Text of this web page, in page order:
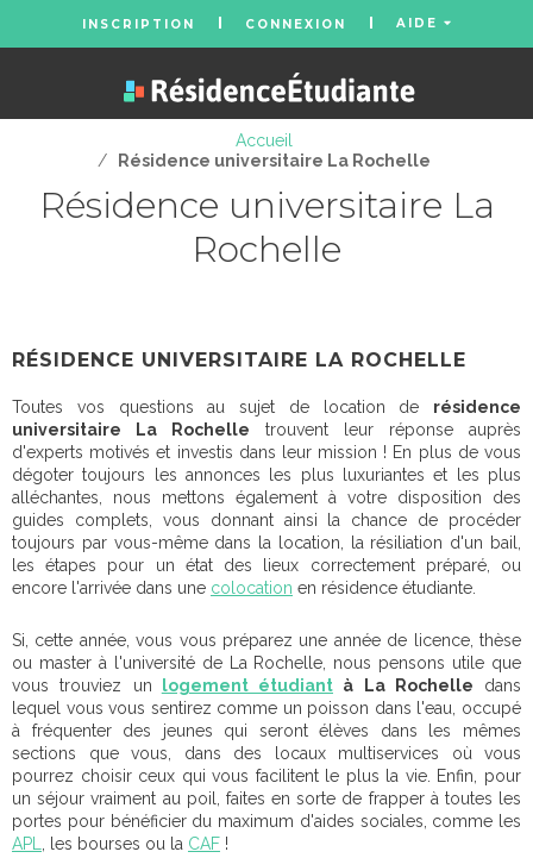
INSCRIPTION CONNEXION AIDE
Accueil
/
Résidence universitaire La Rochelle
Résidence universitaire La
Rochelle
RÉSIDENCE UNIVERSITAIRE LA ROCHELLE
Toutes vos questions au sujet de location de résidence
universitaire La Rochelle trouvent leur réponse auprès
d'experts motivés et investis dans leur mission ! En plus de vous
dégoter toujours les annonces les plus luxuriantes et les plus
alléchantes, nous mettons également à votre disposition des
guides complets, vous donnant ainsi la chance de procéder
toujours par vous-même dans la location, la résiliation d'un bail,
les étapes pour un état des lieux correctement préparé, ou
encore l'arrivée dans une colocation en résidence étudiante.
Si, cette année, vous vous préparez une année de licence, thèse
ou master à l'université de La Rochelle, nous pensons utile que
vous trouviez un
logement étudiant à La Rochelle dans
lequel vous vous sentirez comme un poisson dans l'eau, occupé
à fréquenter des jeunes qui seront élèves dans les mêmes
sections que vous, dans des locaux multiservices où vous
pourrez choisir ceux qui vous facilitent le plus la vie. Enfin, pour
un séjour vraiment au poil, faites en sorte de frapper à toutes les
portes pour bénéficier du maximum d'aides sociales, comme les
APL
, les bourses ou la CAF !